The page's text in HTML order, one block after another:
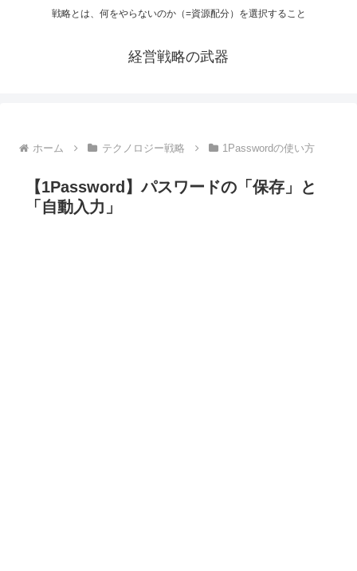
戦略とは、何をやらないのか（=資源配分）を選択すること
経営戦略の武器
ホーム テクノロジー戦略 1Passwordの使い方
【1Password】パスワードの「保存」と
「自動入力」